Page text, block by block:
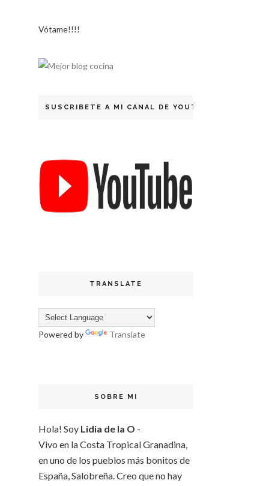
Vótame!!!!
SUSCRIBETE A MI CANAL DE YOUTUBE
TRANSLATE
Powered by Translate
SOBRE MI
Hola! Soy Lidia de la O -
Vivo en la Costa Tropical Granadina,
en uno de los pueblos más bonitos de
España, Salobreña. Creo que no hay